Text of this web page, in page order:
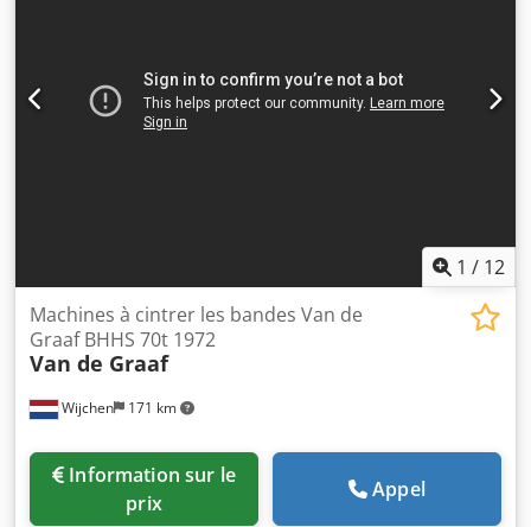
Dimensions de transport : 3 000 mm x 1 000 mm x
1 700 mm (L x l x h) - Poids de transport [kg] : 1 000 kg -
Nombre de colis de transport [unités] : 1 Informations
1 / 12
Wijchen 171 km
Machines à cintrer les bandes Van de
Graaf BHHS 70t 1972
Van de Graaf
prix
Appel